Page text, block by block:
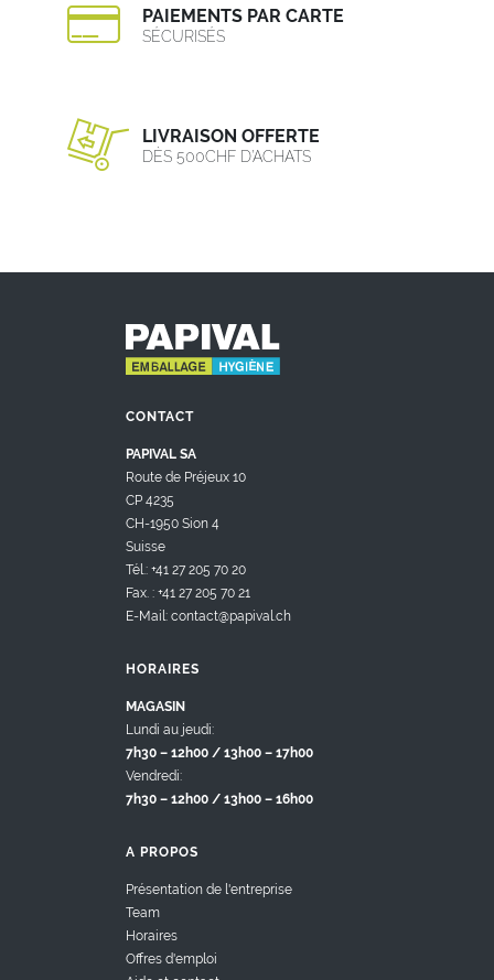
PAIEMENTS PAR CARTE
SÉCURISÉS
LIVRAISON OFFERTE
DÈS 500CHF D’ACHATS
CONTACT
PAPIVAL SA
Route de Préjeux 10
CP 4235
CH-1950 Sion 4
Suisse
Tél.: +41 27 205 70 20
Fax. : +41 27 205 70 21
E-Mail: contact@papival.ch
HORAIRES
MAGASIN
Lundi au jeudi:
7h30 – 12h00 / 13h00 – 17h00
Vendredi:
7h30 – 12h00 / 13h00 – 16h00
A PROPOS
Présentation de l'entreprise
Team
Horaires
Offres d'emploi